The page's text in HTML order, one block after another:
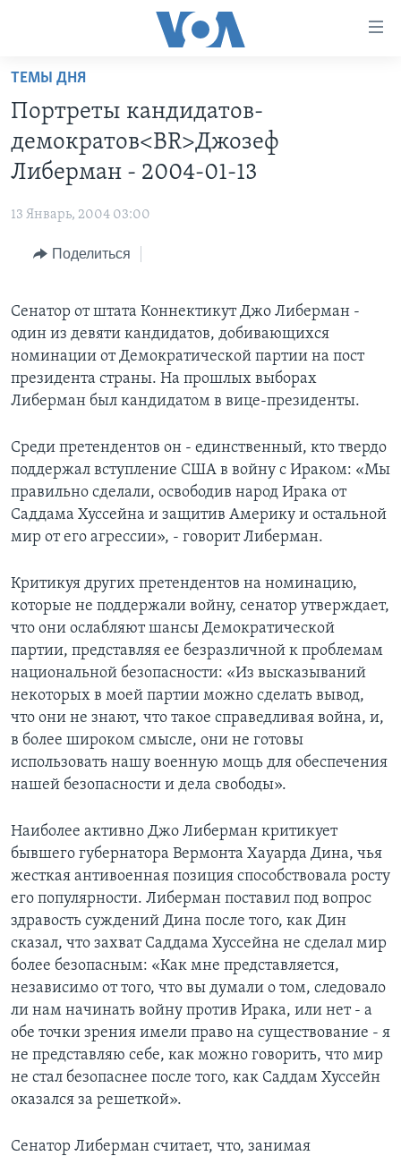
Перейти
основной
контент
Перейти
основной
навигации
Перейти
ПРОГРАММЫ
АМЕРИКА
ИТОГИ
ПОЧЕМУ ЭТО ВАЖНО?
ДЕТАЛИ
НЬЮ-ЙОРК NEW YORK
АМЕРИКА. БОЛЬШОЕ ПУТЕШЕСТВИЕ
ПРОЕКТЫ
НАША АМЕРИКАНСКАЯ ИСТОРИЯ
А КАК В АМЕРИКЕ?
АМЕРИКАНСКИЕ ГОРОДКИ
ТЕСТЫ
ИНТЕРВЬЮ
ФАКТЫ ПРОТИВ ФЕЙКОВ
УЧИМ АНГЛИЙСКИЙ
ВИДЕО
ПОДПИСКА НА НОВОСТИ
СОЦИАЛЬНЫЕ СЕТИ
ТЕМЫ ДНЯ
Портреты кандидатов-
демократов<BR>Джозеф
Либерман - 2004-01-13
13 Январь, 2004 03:00
Поделиться
Сенатор от штата Коннектикут Джо Либерман -
один из девяти кандидатов, добивающихся
номинации от Демократической партии на пост
президента страны. На прошлых выборах
Либерман был кандидатом в вице-президенты.
Среди претендентов он - единственный, кто твердо
поддержал вступление США в войну с Ираком: «Мы
правильно сделали, освободив народ Ирака от
Саддама Хуссейна и защитив Америку и остальной
мир от его агрессии», - говорит Либерман.
Критикуя других претендентов на номинацию,
которые не поддержали войну, сенатор утверждает,
что они ослабляют шансы Демократической
партии, представляя ее безразличной к проблемам
национальной безопасности: «Из высказываний
некоторых в моей партии можно сделать вывод,
что они не знают, что такое справедливая война, и,
в более широком смысле, они не готовы
использовать нашу военную мощь для обеспечения
нашей безопасности и дела свободы».
Наиболее активно Джо Либерман критикует
бывшего губернатора Вермонта Хауарда Дина, чья
жесткая антивоенная позиция способствовала росту
его популярности. Либерман поставил под вопрос
здравость суждений Дина после того, как Дин
сказал, что захват Саддама Хуссейна не сделал мир
более безопасным: «Как мне представляется,
независимо от того, что вы думали о том, следовало
ли нам начинать войну против Ирака, или нет - а
обе точки зрения имели право на существование - я
не представляю себе, как можно говорить, что мир
не стал безопаснее после того, как Саддам Хуссейн
оказался за решеткой».
Сенатор Либерман считает, что, занимая